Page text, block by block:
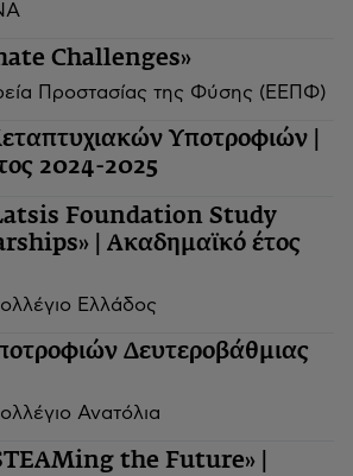
Challenges»
Προστασίας της Φύσης (ΕΕΠΦ)
Υποτροφιών |
2024-2025
Foundation Study
| Ακαδημαϊκό έτος
Ελλάδος
Δευτεροβάθμιας
Ανατόλια
the Future» |